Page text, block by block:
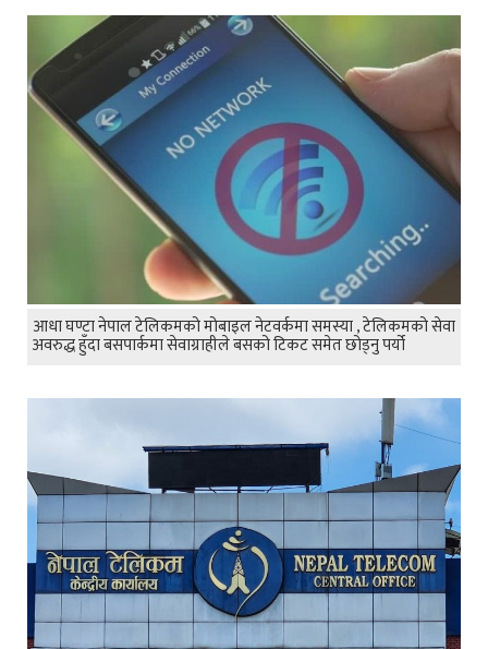
आधा घण्टा नेपाल टेलिकमको मोबाइल नेटवर्कमा समस्या , टेलिकमको सेवा
अवरुद्ध हुँदा बसपार्कमा सेवाग्राहीले बसको टिकट समेत छोड्नु पर्यो